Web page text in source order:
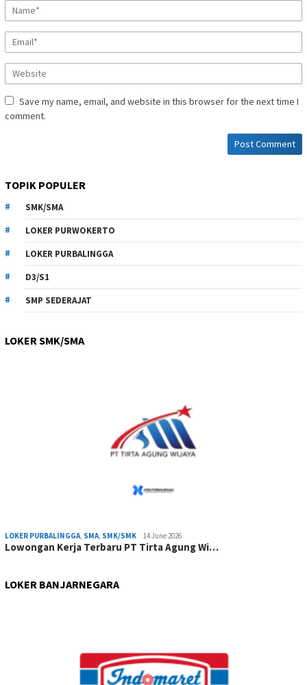
Save my name, email, and website in this browser for the next time I
comment.
TOPIK POPULER
SMK/SMA
LOKER PURWOKERTO
LOKER PURBALINGGA
D3/S1
SMP SEDERAJAT
LOKER SMK/SMA
LOKER PURBALINGGA SMA SMK/SMK 14 June 2026
Lowongan Kerja Terbaru PT Tirta Agung Wi…
LOKER BANJARNEGARA